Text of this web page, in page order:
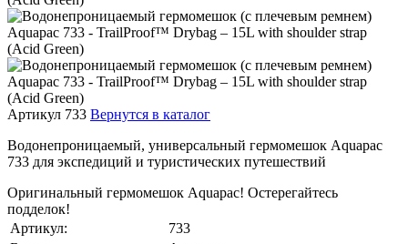
Артикул 733 Вернутся в каталог
Водонепроницаемый, универсальный гермомешок Aquapac
733 для экспедиций и туристических путешествий
Оригинальный гермомешок Aquapac! Остерегайтесь
подделок!
Артикул:
733